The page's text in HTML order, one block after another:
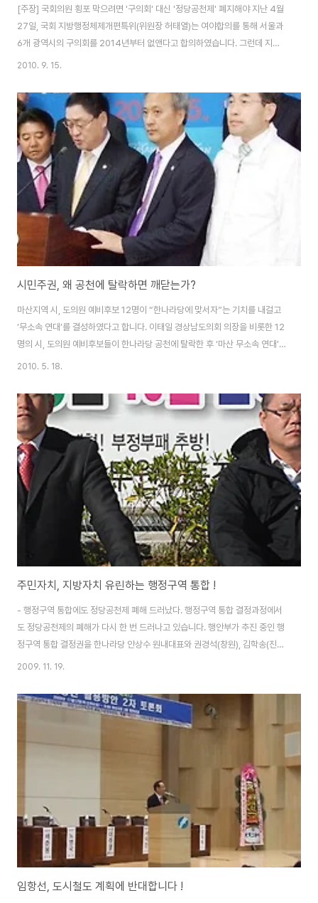
[주장] 국회의원 횡포 막으려면 '구의회' 대신 '정당공천제' 폐지해야 지난 4월
27일, 국회 지방행정체제개편특위(위원장 허태열)는 여야합의를 통해 서울과
6개 광역시의 구의회를 2014년부터 없앤다고 합의하였습니다. 그런데 지난
14일 여야 합의를 통해 이번 정기국회에서 처리될 지방행정체제개편에관한특
정체제개편추진위원회가 개편안을 국회에 보고하는 2012년 6월 이후에 다시
논의될 것이라고 합니다. 불과 넉 달 만에 구의회 폐지 합의를 없었던 일로 되돌
려 놓았다고 하니 여간 다행스러운 일이 아닙니다. '구의회 폐지'의 본질은 국회
의원 견제가 아니라 '지방자치 무력화'였기 때문입니다. 그러나 YTN을 비롯한
언론보도를 보면 "여..
2010. 9. 15.
시민주권, 왜 공천에 탈락하면 깨닫는가?
마산지역 시, 도의원 예비후보 12명이 “한나라당에 맞서자”는 기치를 내걸고
‘무소속 연대’를 결성하였다고 합니다. 이태일 경상남도의회 의장을 비롯한 12
명의 시, 도의원 예비후보들이 한나라당 공천에 탈락한 후 ‘마산 무소속 연대’를
결성하였다고 합니다. 언론 보도를 보면, 이들은 지난 10일 기자회견을 열어
다”면서 지방자치를 중앙에 예속시키는 정당공천제의 폐해를 비판하고 나섰다
고 합니다. 이들은 “국회의원은 말로만 지방자치를 외칠 뿐 지역주민의 여론과
는 상관없는 아집과 편견으로 지방정치를 좌지우지하고 있을 뿐”이라고 지적
하였다고 합니다. 아울러 지방선거 후보공천과 마창진 통합문제는 주민의 뜻과
다르게 진행되어 주민들의 특정 정당의..
2010. 5. 18.
주민자치, 지방자치 유린하는 행정구역 통합 !
- 행정구역 통합에도 정당공천제 폐해 드러났다. 행정구역 통합 결정과정에서
도 정당공천제의 폐해가 다시 한 번 드러나고 있습니다. 행안부가 추진 중인 행
정구역 통합 결정권을 한나라당 안상수 원내대표와 권경석(창원), 김학송(진
해)의원을 비롯한 일부 지역 국회의원들이 행사하는 어이없는 일이 벌어지고
기 어려운 여론조사 결과를 근거로 주민투표 절차를 생략하고 일방적으로 행정
구역 통합을 결정하려고 하는 참담한 상황이 빚어지게 되었습니다. 행정안전부
(장관 이달곤)는 지난 10일, 10월 24일부터 11월 6일까지 자율통합건의서가
접수된 전국 18개 지역, 46개 시․군 주민(총 응답자 3만 6,300명)을 대상으
2009. 11. 19.
임항선, 도시철도 계획에 반대합니다 !